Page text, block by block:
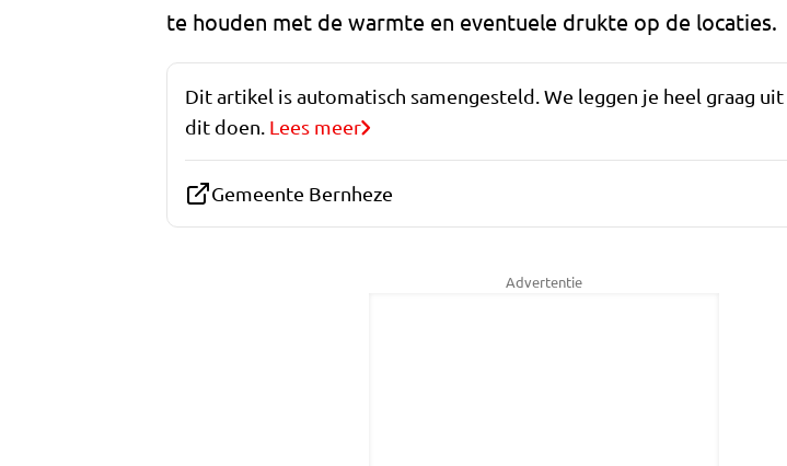
te houden met de warmte en eventuele drukte op de locaties.
Dit artikel is automatisch samengesteld. We leggen je heel graag
dit doen. Lees meer
Gemeente Bernheze
Advertentie